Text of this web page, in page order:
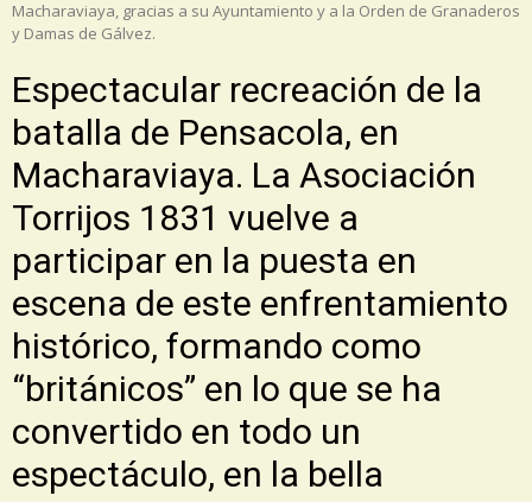
Macharaviaya, gracias a su Ayuntamiento y a la Orden de Granaderos
y Damas de Gálvez.
Espectacular recreación de la
batalla de Pensacola, en
Macharaviaya. La Asociación
Torrijos 1831 vuelve a
participar en la puesta en
escena de este enfrentamiento
histórico, formando como
“británicos” en lo que se ha
convertido en todo un
espectáculo, en la bella